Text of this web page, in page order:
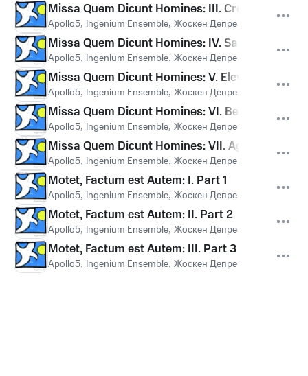
Missa Quem Dicunt Homines: III. Credo
Apollo5, Ingenium Ensemble, Жоскен Депре
Missa Quem Dicunt Homines: IV. Sanctus
Apollo5, Ingenium Ensemble, Жоскен Депре
Missa Quem Dicunt Homines: V. Elevation Motet
Apollo5, Ingenium Ensemble, Жоскен Депре
Missa Quem Dicunt Homines: VI. Benedictus
Apollo5, Ingenium Ensemble, Жоскен Депре
Missa Quem Dicunt Homines: VII. Agnus Dei
Apollo5, Ingenium Ensemble, Жоскен Депре
Motet, Factum est Autem: I. Part 1
Apollo5, Ingenium Ensemble, Жоскен Депре
Motet, Factum est Autem: II. Part 2
Apollo5, Ingenium Ensemble, Жоскен Депре
Motet, Factum est Autem: III. Part 3
Apollo5, Ingenium Ensemble, Жоскен Депре